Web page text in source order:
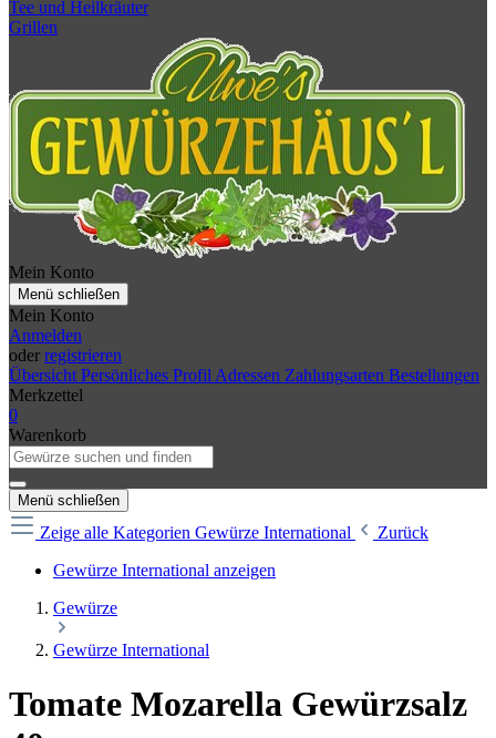
Tee und Heilkräuter
Grillen
Mein Konto
Menü schließen
Mein Konto
Anmelden
oder registrieren
Übersicht Persönliches Profil Adressen Zahlungsarten Bestellungen
Merkzettel
0
Warenkorb
Menü schließen
Zeige alle Kategorien Gewürze International
Zurück
Gewürze International anzeigen
Gewürze
Gewürze International
Tomate Mozarella Gewürzsalz